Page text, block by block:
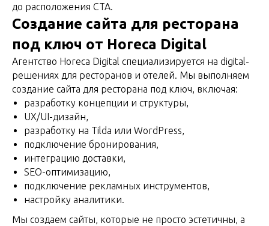
до расположения CTA.
Создание сайта для ресторана
под ключ от Horeca Digital
Агентство Horeca Digital специализируется на digital-
решениях для ресторанов и отелей. Мы выполняем
создание сайта для ресторана под ключ, включая:
разработку концепции и структуры,
UX/UI-дизайн,
разработку на Tilda или WordPress,
подключение бронирования,
интеграцию доставки,
SEO-оптимизацию,
подключение рекламных инструментов,
настройку аналитики.
Мы создаем сайты, которые не просто эстетичны, а